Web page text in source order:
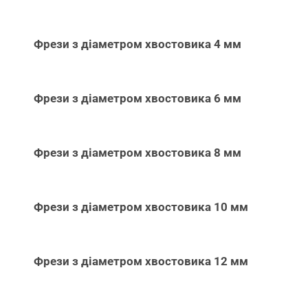
Фрези з діаметром хвостовика 4 мм
Фрези з діаметром хвостовика 6 мм
Фрези з діаметром хвостовика 8 мм
Фрези з діаметром хвостовика 10 мм
Фрези з діаметром хвостовика 12 мм